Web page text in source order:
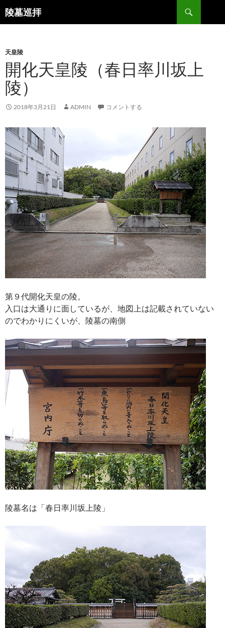
ン
ツ
へ
ス
陵墓巡拝
索
天皇陵
開化天皇陵（春日率川坂上
陵）
2018年3月21日 ADMIN コメントする
第９代開化天皇の陵。
入口は大通りに面しているが、地図上は記載されていない
のでわかりにくいが、陵墓の南側
陵墓名は「春日率川坂上陵」